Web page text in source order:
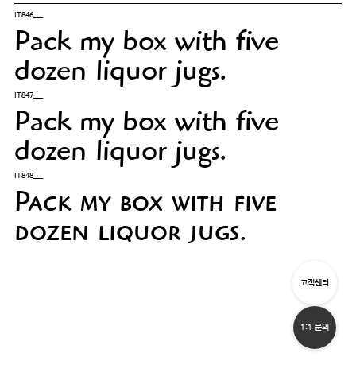
IT846___
Pack my box with five
dozen liquor jugs.
IT847___
Pack my box with five
dozen liquor jugs.
IT848___
Pack my box with five
dozen liquor jugs.
고객센터
1:1 문의